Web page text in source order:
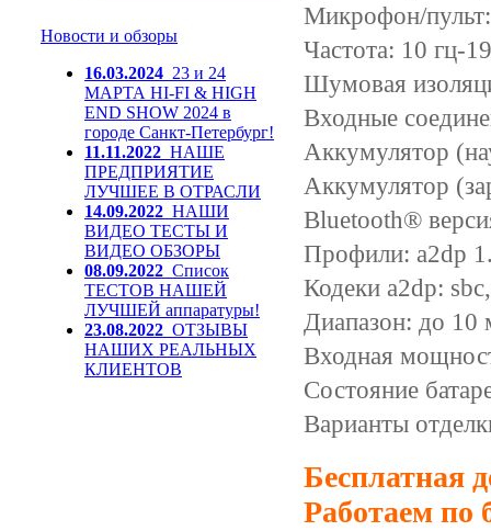
Новости и обзоры
16.03.2024 23 и 24
МАРТА HI-FI & HIGH
END SHOW 2024 в
городе Санкт-Петербург!
11.11.2022 НАШЕ
ПРЕДПРИЯТИЕ
ЛУЧШЕЕ В ОТРАСЛИ
14.09.2022 НАШИ
ВИДЕО ТЕСТЫ И
ВИДЕО ОБЗОРЫ
08.09.2022 Список
ТЕСТОВ НАШЕЙ
ЛУЧШЕЙ аппаратуры!
23.08.2022 ОТЗЫВЫ
НАШИХ РЕАЛЬНЫХ
КЛИЕНТОВ
Микрофон/
Частота: 10 гц-
Шумовая
Входные
Аккумулятор
Аккумулятор
Bluetooth®
Профили: a2dp
Кодеки a2dp:
Диапазон: до 10
Входная
Состояние
Варианты
Бесплатная
Работаем по